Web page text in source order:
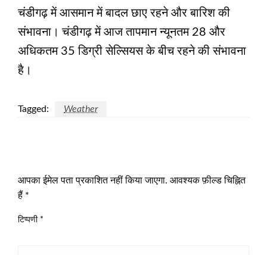
चंडीगढ़ में आसमान में बादल छाए रहने और बारिश की
संभावना। चंडीगढ़ में आज तापमान न्‍यूनतम 28 और
अधिकतम 35 डिग्री सेल्सियस के बीच रहने की संभावना
है।
Tagged: Weather
आपका ईमेल पता प्रकाशित नहीं किया जाएगा. आवश्यक फ़ील्ड चिह्नित
हैं *
टिप्पणी *